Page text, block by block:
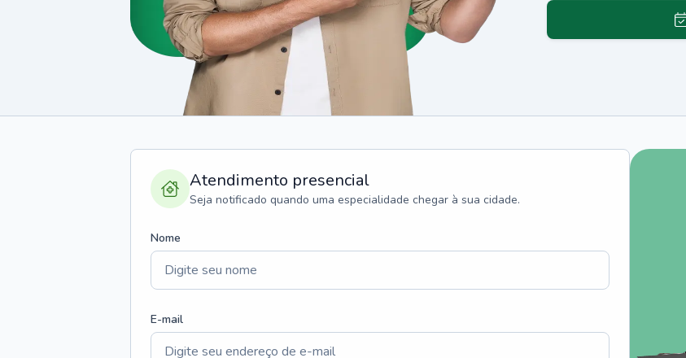
Atendimento presencial
Seja notificado quando uma especialidade chegar à sua cidade.
Nome
E-mail